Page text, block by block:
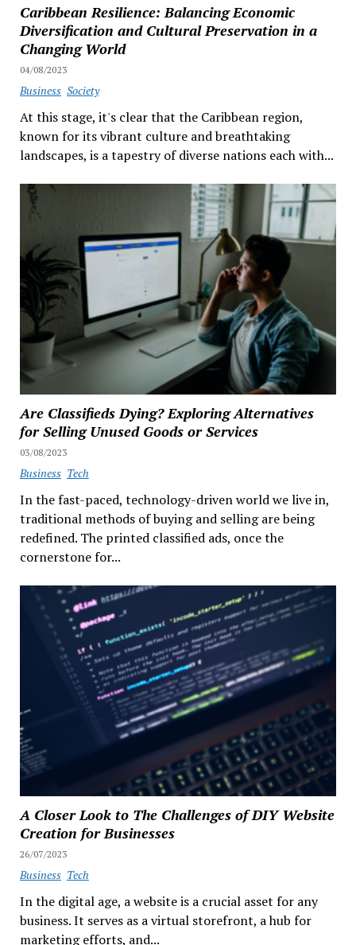
Caribbean Resilience: Balancing Economic
Diversification and Cultural Preservation in a
Changing World
04/08/2023
Business Society
At this stage, it's clear that the Caribbean region,
known for its vibrant culture and breathtaking
landscapes, is a tapestry of diverse nations each with...
Are Classifieds Dying? Exploring Alternatives
for Selling Unused Goods or Services
03/08/2023
Business Tech
In the fast-paced, technology-driven world we live in,
traditional methods of buying and selling are being
redefined. The printed classified ads, once the
cornerstone for...
A Closer Look to The Challenges of DIY Website
Creation for Businesses
26/07/2023
Business Tech
In the digital age, a website is a crucial asset for any
business. It serves as a virtual storefront, a hub for
marketing efforts, and...